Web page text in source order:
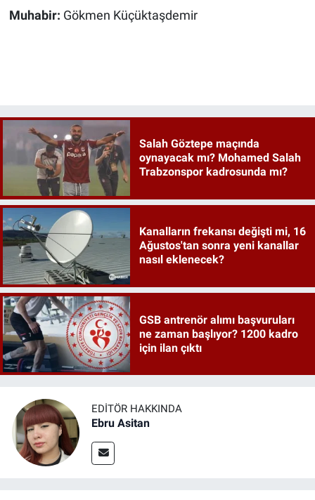
Muhabir: Gökmen Küçüktaşdemir
Salah Göztepe maçında
oynayacak mı? Mohamed Salah
Trabzonspor kadrosunda mı?
Kanalların frekansı değişti mi, 16
Ağustos'tan sonra yeni kanallar
nasıl eklenecek?
GSB antrenör alımı başvuruları
ne zaman başlıyor? 1200 kadro
için ilan çıktı
EDITÖR HAKKINDA
Ebru Asitan